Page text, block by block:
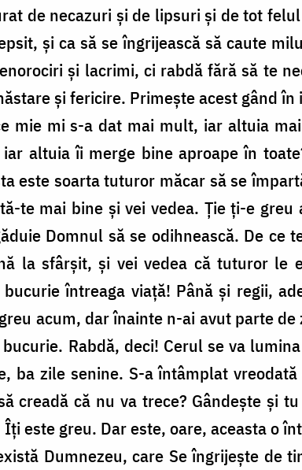
de necazuri și de lipsuri și de tot
și ca să se îngrijească să caute
și lacrimi, ci rabdă fără să te
și fericire. Primește acest gând
mie mi s-a dat mai mult, iar altuia
altuia îi merge bine aproape în
este soarta tuturor măcar să se
te mai bine și vei vedea. Ție ți-e
Domnul să se odihnească. De
la sfârșit, și vei vedea că tuturor le
întreaga viață! Până și regii,
acum, dar înainte n-ai avut parte
Rabdă, deci! Cerul se va
ba zile senine. S-a întâmplat
creadă că nu va trece? Gândește și
este greu. Dar este, oare, aceasta o
Dumnezeu, care Se îngrijește de